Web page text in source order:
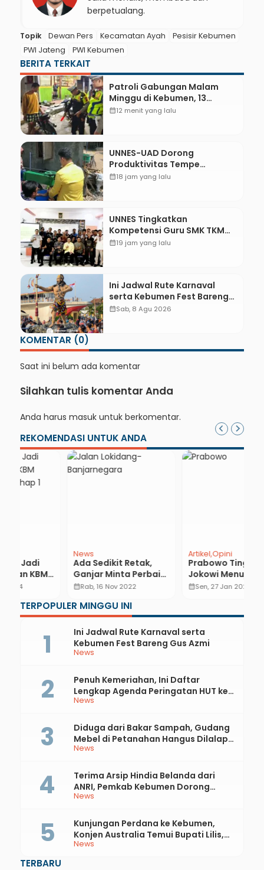
berpetualang.
Topik Dewan Pers Kecamatan Ayah
Pesisir Kebumen
PWI Jateng
PWI Kebumen
BERITA TERKAIT
Patroli Gabungan Malam
Minggu di Kebumen, 13
Kendaraan Terjaring Razia
calendar_month12 menit yang lalu
UNNES-UAD Dorong
Produktivitas Tempe
Bungkus Daun Desa Meles,
calendar_month18 jam yang lalu
UNNES Tingkatkan
Kompetensi Guru SMK TKM
Pertambangan Kebumen
calendar_month19 jam yang lalu
Ini Jadwal Rute Karnaval
serta Kebumen Fest Bareng
Gus Azmi
calendar_monthSab, 8 Agu 2026
KOMENTAR (0)
Saat ini belum ada komentar
Silahkan tulis komentar Anda
Anda harus masuk untuk berkomentar.
REKOMENDASI UNTUK ANDA
Prabowo Tinggalkan
Jokowi Menuju
Kepemimpinan
Hari Kerja
Sen, 27 Jan 2025
Inilah Kesepakatan
Ojol dan Opang di
Kebumen yang Perlu
Kam, 27 Feb 2020
TERPOPULER MINGGU INI
News
Ini Jadwal Rute Karnaval serta
Kebumen Fest Bareng Gus Azmi
News
Penuh Kemeriahan, Ini Daftar
Lengkap Agenda Peringatan HUT ke-
81 RI dan Hari Jadi ke-397 Kabupaten
News
Diduga dari Bakar Sampah, Gudang
Mebel di Petanahan Hangus Dilalap
Api
News
Terima Arsip Hindia Belanda dari
ANRI, Pemkab Kebumen Dorong
Integrasi Sejarah, Geopark, dan
News
Kunjungan Perdana ke Kebumen,
Konjen Australia Temui Bupati Lilis,
Ini yang Dibahas
TERBARU